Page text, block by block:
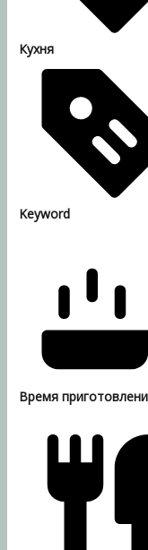
Кухня
Keyword
Время